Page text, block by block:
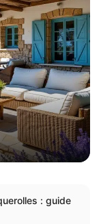
: guide